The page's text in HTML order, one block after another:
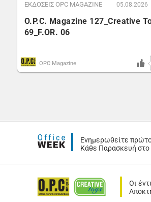
ΕΚΔΟΣΕΙΣ OPC MAGAZINE 05.08.2026
O.P.C. Magazine 127_Creative
69_F.OR. 06
OPC Magazine
Ενημερωθείτε
Κάθε Παρασκευή
Οι